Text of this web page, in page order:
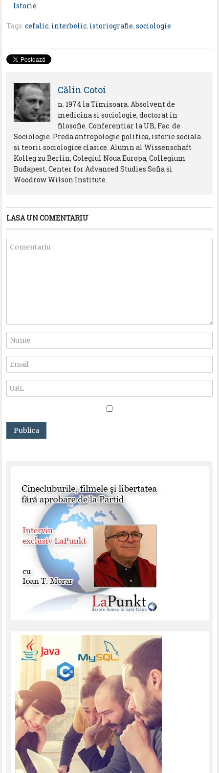
Istorie
Tags:cefalic, interbelic, istoriografie,sociologie
Călin Cotoi
n. 1974 la Timisoara. Absolvent de
medicina si sociologie, doctorat in
filosofie. Conferentiar la UB, Fac. de
Sociologie. Preda antropologie politica, istorie sociala
si teorii sociologice clasice. Alumn al Wissenschaft
Kolleg zu Berlin, Colegiul Noua Europa, Collegium
Budapest, Center for Advanced Studies Sofia si
Woodrow Wilson Institute.
LASA UN COMENTARIU